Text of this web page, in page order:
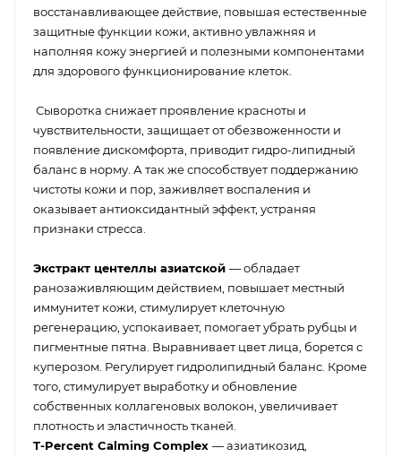
восстанавливающее действие, повышая естественные
защитные функции кожи, активно увлажняя и
наполняя кожу энергией и полезными компонентами
для здорового функционирование клеток.
Сыворотка снижает проявление красноты и
чувствительности, защищает от обезвоженности и
появление дискомфорта, приводит гидро-липидный
баланс в норму. А так же способствует поддержанию
чистоты кожи и пор, заживляет воспаления и
оказывает антиоксидантный эффект, устраняя
признаки стресса.
Экстракт центеллы азиатской — обладает
ранозаживляющим действием, повышает местный
иммунитет кожи, стимулирует клеточную
регенерацию, успокаивает, помогает убрать рубцы и
пигментные пятна. Выравнивает цвет лица, борется с
куперозом. Регулирует гидролипидный баланс. Кроме
того, стимулирует выработку и обновление
собственных коллагеновых волокон, увеличивает
плотность и эластичность тканей.
T-Percent Calming Complex — азиатикозид,